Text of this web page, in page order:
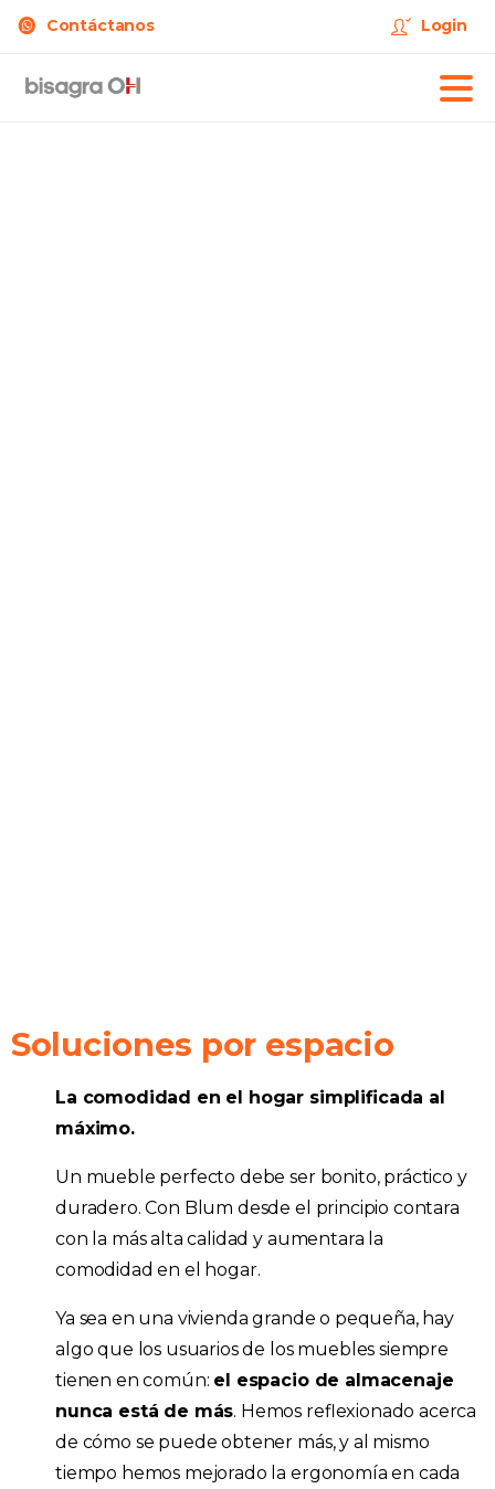
Contáctanos Login
Soluciones por espacio
La comodidad en el hogar simplificada al
máximo.
Un mueble perfecto debe ser bonito, práctico y
duradero. Con Blum desde el principio contara
con la más alta calidad y aumentara la
comodidad en el hogar.
Ya sea en una vivienda grande o pequeña, hay
algo que los usuarios de los muebles siempre
tienen en común: el espacio de almacenaje
nunca está de más. Hemos reflexionado acerca
de cómo se puede obtener más, y al mismo
tiempo hemos mejorado la ergonomía en cada